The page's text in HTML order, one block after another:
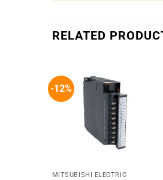
RELATED
-12%
MITSUBISHI ELECTRIC